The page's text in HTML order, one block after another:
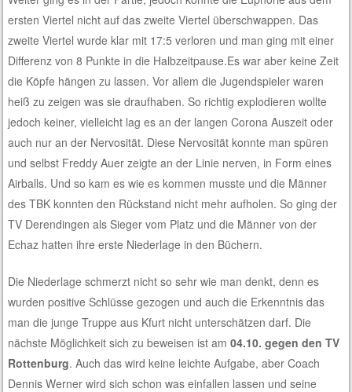
ersten Viertel nicht auf das zweite Viertel überschwappen. Das
zweite Viertel wurde klar mit 17:5 verloren und man ging mit einer
Differenz von 8 Punkte in die Halbzeitpause.Es war aber keine Zeit
die Köpfe hängen zu lassen. Vor allem die Jugendspieler waren
heiß zu zeigen was sie draufhaben. So richtig explodieren wollte
jedoch keiner, vielleicht lag es an der langen Corona Auszeit oder
auch nur an der Nervosität. Diese Nervosität konnte man spüren
und selbst Freddy Auer zeigte an der Linie nerven, in Form eines
Airballs. Und so kam es wie es kommen musste und die Männer
des TBK konnten den Rückstand nicht mehr aufholen. So ging der
TV Derendingen als Sieger vom Platz und die Männer von der
Echaz hatten ihre erste Niederlage in den Büchern.
Die Niederlage schmerzt nicht so sehr wie man denkt, denn es
wurden positive Schlüsse gezogen und auch die Erkenntnis das
man die junge Truppe aus Kfurt nicht unterschätzen darf. Die
nächste Möglichkeit sich zu beweisen ist am04.10. gegen den TV
Rottenburg. Auch das wird keine leichte Aufgabe, aber Coach
Dennis Werner wird sich schon was einfallen lassen und seine